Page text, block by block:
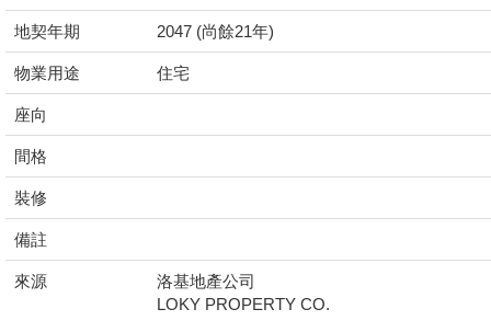
地契年期 2047 (尚餘21年)
物業用途 住宅
座向
間格
裝修
備註
來源
洛基地產公司
LOKY PROPERTY CO.